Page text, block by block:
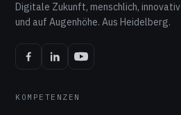
Digitale Zukunft, menschlich, innovativ
und auf Augenhöhe. Aus Heidelberg.
KOMPETENZEN